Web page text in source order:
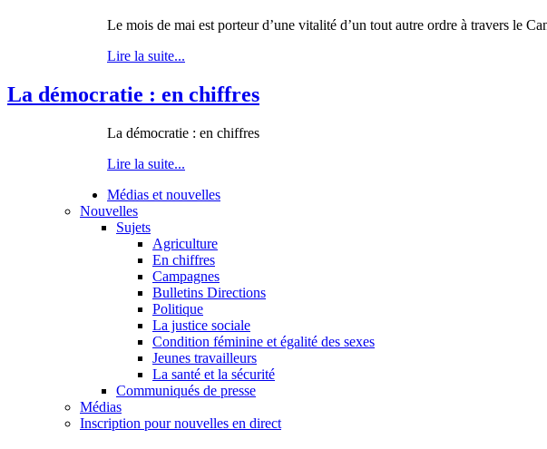
Le mois de mai est porteur d’une vitalité d’un tout autre ordre à travers le
Lire la suite...
La démocratie : en chiffres
La démocratie : en chiffres
Lire la suite...
Médias et nouvelles
Nouvelles
Sujets
Agriculture
En chiffres
Campagnes
Bulletins Directions
Politique
La justice sociale
Condition féminine et égalité des sexes
Jeunes travailleurs
La santé et la sécurité
Communiqués de presse
Médias
Inscription pour nouvelles en direct